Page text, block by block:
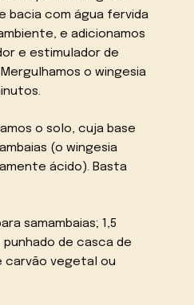
bacia com água fervida
e adicionamos
e estimulador de
o wingesia
o solo, cuja base
(o wingesia
ácido). Basta
samambaias; 1,5
punhado de casca de
carvão vegetal ou